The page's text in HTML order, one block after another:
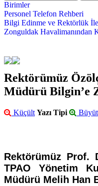
Birimler
Personel Telefon Rehberi
Bilgi Edinme ve Rektörlük
Zonguldak Havalimanından
Rektörümüz
Müdürü Bilgin’e
Küçült Yazı Tipi Büyüt
Rektörümüz Prof.
TPAO Yönetim
Müdürü Melih Han